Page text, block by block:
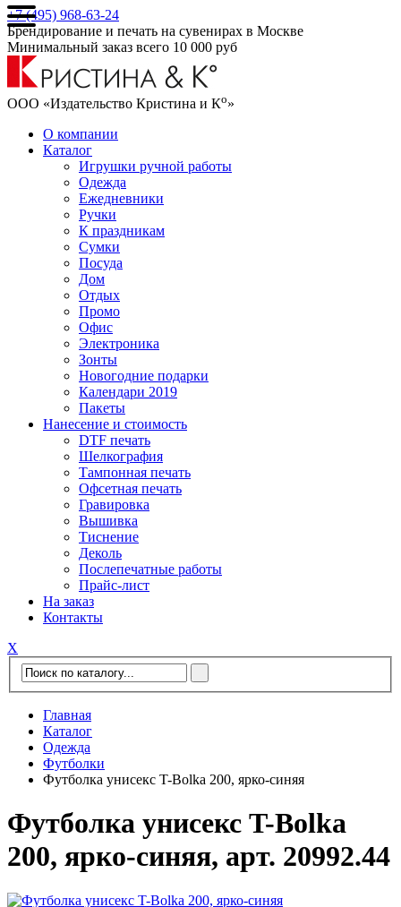
+7 (495) 968-63-24
Брендирование и печать на сувенирах в Москве
Минимальный заказ всего 10 000 руб
ООО «Издательство Кристина и Ко»
О компании
Каталог
Игрушки ручной работы
Одежда
Ежедневники
Ручки
К праздникам
Сумки
Посуда
Дом
Отдых
Промо
Офис
Электроника
Зонты
Новогодние подарки
Календари 2019
Пакеты
Нанесение и стоимость
DTF печать
Шелкография
Тампонная печать
Офсетная печать
Гравировка
Вышивка
Тиснение
Деколь
Послепечатные работы
Прайс-лист
На заказ
Контакты
Х
Главная
Каталог
Одежда
Футболки
Футболка унисекс T-Bolka 200, ярко-синяя
Футболка унисекс T-Bolka
200, ярко-синяя, арт. 20992.44